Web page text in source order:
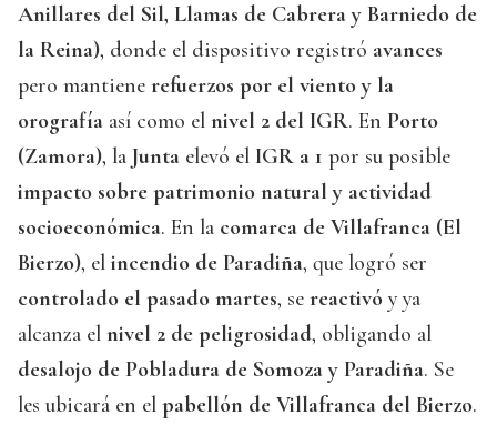
Anillares del Sil, Llamas de Cabrera y Barniedo de
la Reina), donde el dispositivo registró avances
pero mantiene refuerzos por el viento y la
orografía así como el nivel 2 del IGR. En Porto
(Zamora), la Junta elevó el IGR a 1 por su posible
impacto sobre patrimonio natural y actividad
socioeconómica. En la comarca de Villafranca (El
Bierzo), el incendio de Paradiña, que logró ser
controlado el pasado martes, se reactivó y ya
alcanza el nivel 2 de peligrosidad, obligando al
desalojo de Pobladura de Somoza y Paradiña. Se
les ubicará en el pabellón de Villafranca del Bierzo.